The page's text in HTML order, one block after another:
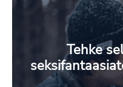
Tehke